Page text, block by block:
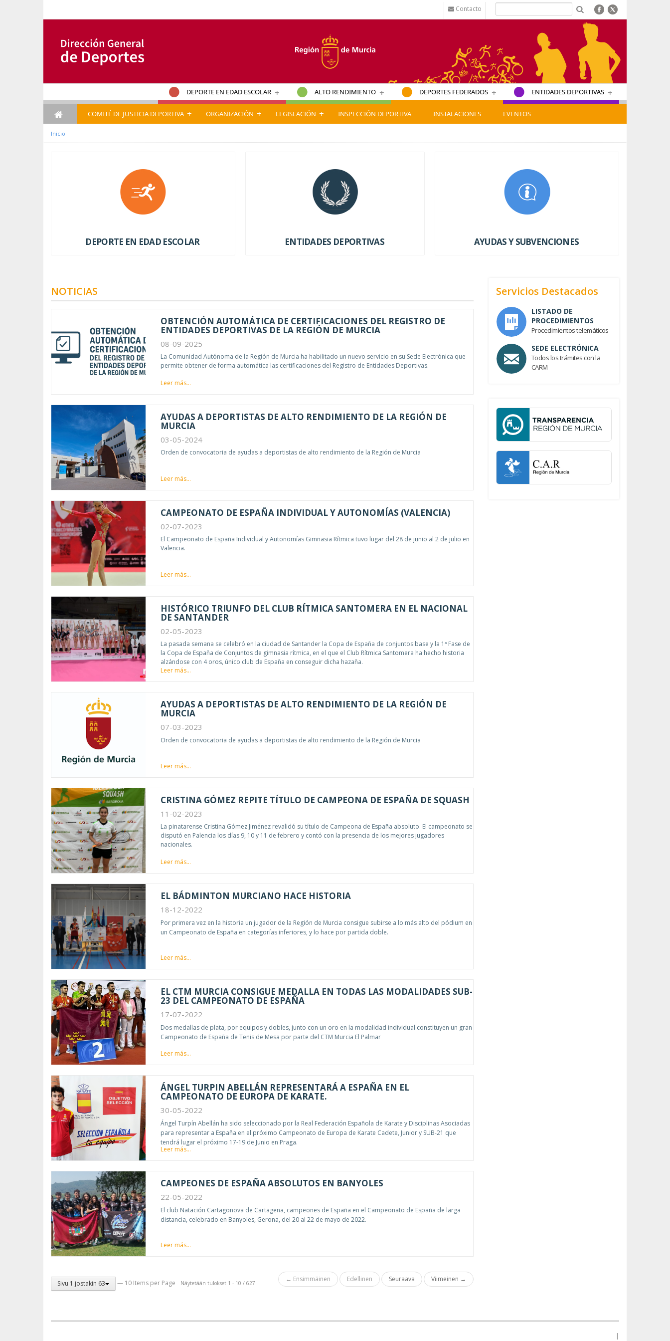
Contacto
DEPORTE EN EDAD ESCOLAR + ALTO RENDIMIENTO + DEPORTES FEDERADOS + ENTIDADES DEPORTIVAS +
COMITÉ DE JUSTICIA DEPORTIVA + ORGANIZACIÓN + LEGISLACIÓN + INSPECCIÓN DEPORTIVA INSTALACIONES EVENTOS
Inicio
DEPORTE EN EDAD ESCOLAR ENTIDADES DEPORTIVAS AYUDAS Y SUBVENCIONES
NOTICIAS
OBTENCIÓN AUTOMÁTICA DE CERTIFICACIONES DEL REGISTRO DE
ENTIDADES DEPORTIVAS DE LA REGIÓN DE MURCIA
08-09-2025
La Comunidad Autónoma de la Región de Murcia ha habilitado un nuevo servicio en su Sede Electrónica que
permite obtener de forma automática las certificaciones del Registro de Entidades Deportivas.
Leer más...
AYUDAS A DEPORTISTAS DE ALTO RENDIMIENTO DE LA REGIÓN DE
MURCIA
03-05-2024
Orden de convocatoria de ayudas a deportistas de alto rendimiento de la Región de Murcia
Leer más...
CAMPEONATO DE ESPAÑA INDIVIDUAL Y AUTONOMÍAS (VALENCIA)
02-07-2023
El Campeonato de España Individual y Autonomías Gimnasia Rítmica tuvo lugar del 28 de junio al 2 de julio en
Valencia.
Leer más...
HISTÓRICO TRIUNFO DEL CLUB RÍTMICA SANTOMERA EN EL NACIONAL
DE SANTANDER
02-05-2023
La pasada semana se celebró en la ciudad de Santander la Copa de España de conjuntos base y la 1ª Fase de
la Copa de España de Conjuntos de gimnasia rítmica, en el que el Club Rítmica Santomera ha hecho historia
alzándose con 4 oros, único club de España en conseguir dicha hazaña.
Leer más...
AYUDAS A DEPORTISTAS DE ALTO RENDIMIENTO DE LA REGIÓN DE
MURCIA
07-03-2023
Orden de convocatoria de ayudas a deportistas de alto rendimiento de la Región de Murcia
Leer más...
CRISTINA GÓMEZ REPITE TÍTULO DE CAMPEONA DE ESPAÑA DE SQUASH
11-02-2023
La pinatarense Cristina Gómez Jiménez revalidó su título de Campeona de España absoluto. El campeonato se
disputó en Palencia los días 9, 10 y 11 de febrero y contó con la presencia de los mejores jugadores
nacionales.
Leer más...
EL BÁDMINTON MURCIANO HACE HISTORIA
18-12-2022
Por primera vez en la historia un jugador de la Región de Murcia consigue subirse a lo más alto del pódium en
un Campeonato de España en categorías inferiores, y lo hace por partida doble.
Leer más...
EL CTM MURCIA CONSIGUE MEDALLA EN TODAS LAS MODALIDADES SUB-
23 DEL CAMPEONATO DE ESPAÑA
17-07-2022
Dos medallas de plata, por equipos y dobles, junto con un oro en la modalidad individual constituyen un gran
Campeonato de España de Tenis de Mesa por parte del CTM Murcia El Palmar
Leer más...
ÁNGEL TURPIN ABELLÁN REPRESENTARÁ A ESPAÑA EN EL
CAMPEONATO DE EUROPA DE KARATE.
30-05-2022
Ángel Turpín Abellán ha sido seleccionado por la Real Federación Española de Karate y Disciplinas Asociadas
para representar a España en el próximo Campeonato de Europa de Karate Cadete, Junior y SUB-21 que
tendrá lugar el próximo 17-19 de Junio en Praga.
Leer más...
CAMPEONES DE ESPAÑA ABSOLUTOS EN BANYOLES
22-05-2022
El club Natación Cartagonova de Cartagena, campeones de España en el Campeonato de España de larga
distancia, celebrado en Banyoles, Gerona, del 20 al 22 de mayo de 2022.
Leer más...
Sivu 1 jostakin 63 — 10 Items per Page Näytetään tulokset 1 - 10 / 627 ← Ensimmäinen Edellinen Seuraava Viimeinen →
Servicios Destacados
LISTADO DE
PROCEDIMIENTOS
Procedimientos telemáticos
SEDE ELECTRÓNICA
Todos los trámites con la
CARM
|